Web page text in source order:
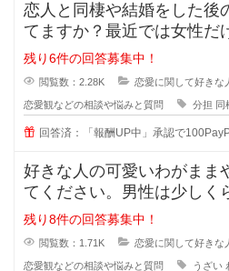
恋人と同棲や結婚をした後
てますか？最近では女性だ
やろうみたいな風潮がある
残り6件の回答募集中！
閲覧数：2.28K 恋愛に関して好きな
恋愛観などの相談や悩みと質問 分担 同
回答済：「報酬UP中」承認で
好きな人の可愛いわがまま
てください。男性は少しく
くれる女性が好きと言いま
残り8件の回答募集中！
閲覧数：1.71K 恋愛に関して好きな
恋愛観などの相談や悩みと質問 うざい